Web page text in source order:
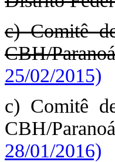
c) Comitê
CBH/
25/02/2015)
c) Comitê
CBH/
28/01/2016)